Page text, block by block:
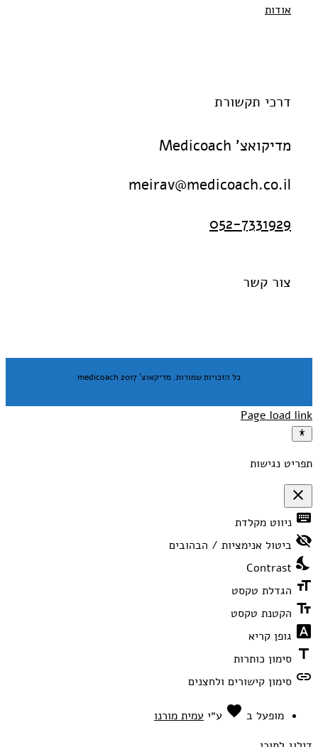
אודות
דרכי תקשורת
מדיקואצ' Medicoach
meirav@medicoach.co.il
052-7331929
צור קשר
כל הזכויות שמורות. מדיקאוצ' medicoach 2017
Page load link
תפריט נגישות
close
פתיחה
וסגירה
של
תפריט
keyboard ניווט מקלדת
visibility_off ביטול אנימציות / הבהובים
nights_stay
Contrast
format_size הגדלת טקסט
text_fields הקטנת טקסט
font_download גופן קריא
title סימון כותרות
link סימון קישורים ולחצנים
מופעל ב favorite אהבה
ע״י עמית מורנו